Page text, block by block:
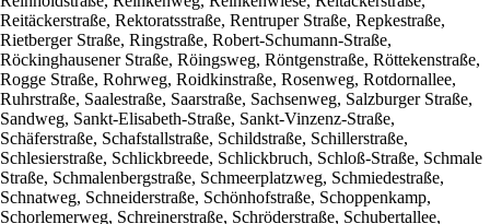
Reitäckerstraße, Rektoratsstraße, Rentruper Straße, Repkestraße,
Rietberger Straße, Ringstraße, Robert-Schumann-Straße,
Röckinghausener Straße, Röingsweg, Röntgenstraße, Röttekenstraße,
Rogge Straße, Rohrweg, Roidkinstraße, Rosenweg, Rotdornallee,
Ruhrstraße, Saalestraße, Saarstraße, Sachsenweg, Salzburger Straße,
Sandweg, Sankt-Elisabeth-Straße, Sankt-Vinzenz-Straße,
Schäferstraße, Schafstallstraße, Schildstraße, Schillerstraße,
Schlesierstraße, Schlickbreede, Schlickbruch, Schloß-Straße, Schmale
Straße, Schmalenbergstraße, Schmeerplatzweg, Schmiedestraße,
Schnatweg, Schneiderstraße, Schönhofstraße, Schoppenkamp,
Schorlemerweg, Schreinerstraße, Schröderstraße, Schubertallee,